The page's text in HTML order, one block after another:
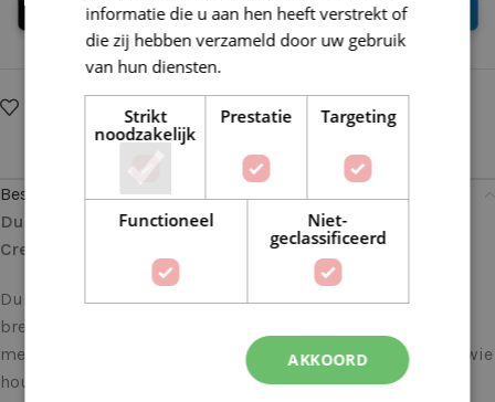
Op verlanglijstje Delen:
Beschrijving
Durable Glam 0229 Flamingo Pink: Voor Glanzende
Creaties met Stijl
Durable Glam brengt een vleugje glamour in elke haak- en
breiproject. Dit luxueuze garen combineert duurzaamheid
met een sprankelende touch, waardoor het perfect is voor wie
houdt van een beetje glitter in hun creaties.
informatie die u aan hen heeft verstrekt of
die zij hebben verzameld door uw gebruik
van hun diensten.
Strikt
noodzakelijk
Prestatie Targeting
Functioneel
Niet-
geclassificeerd
AKKOORD